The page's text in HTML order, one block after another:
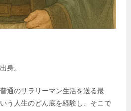
身。
通のサラリーマン生活を送る最
う人生のどん底を経験し、そこで